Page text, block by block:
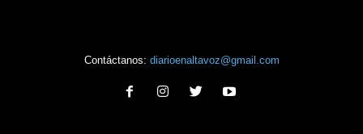
Contáctanos: diarioenaltavoz@gmail.com